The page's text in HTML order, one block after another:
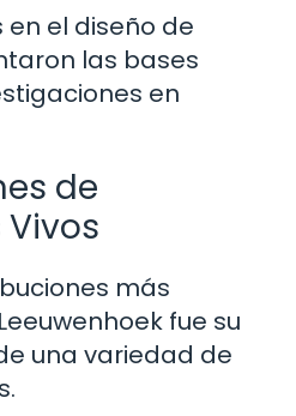
en el diseño de
las bases
en
de
más
fue su
una variedad de